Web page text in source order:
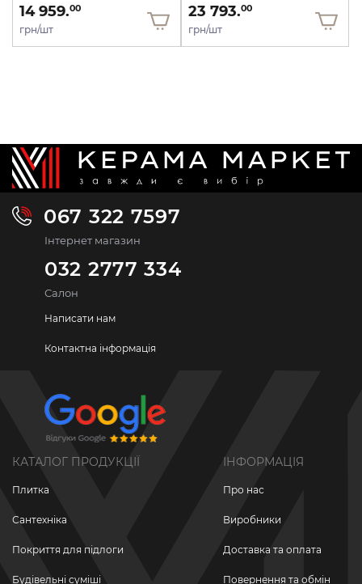
14 959.00
грн/шт
23 793.00
грн/шт
067 322 7597
Інтернет магазин
032 2777 334
Салон
Написати нам
Контактна інформація
КАТАЛОГ ПРОДУКЦІЇ
Плитка
Сантехніка
Покриття для підлоги
Будівельні суміші
ІНФОРМАЦІЯ
Про нас
Виробники
Доставка та оплата
Повернення та обмін